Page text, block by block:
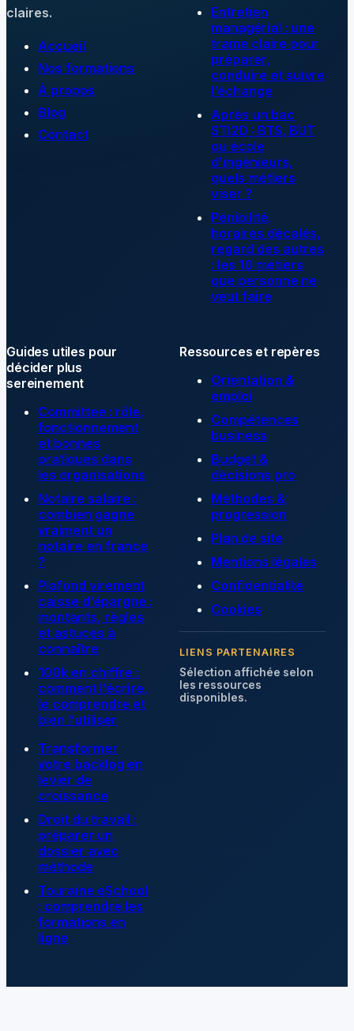
claires.
Accueil
Nos formations
À propos
Blog
Contact
Entretien
managérial : une
trame claire pour
préparer,
conduire et suivre
l’échange
Après un bac
STI2D : BTS, BUT
ou école
d’ingénieurs,
quels métiers
viser ?
Pénibilité,
horaires décalés,
regard des autres
: les 10 métiers
que personne ne
veut faire
Guides utiles pour
décider plus
sereinement
Committee : rôle,
fonctionnement
et bonnes
pratiques dans
les organisations
Notaire salaire :
combien gagne
vraiment un
notaire en france
?
Plafond virement
caisse d’épargne :
montants, règles
et astuces à
connaître
100k en chiffre :
comment l’écrire,
le comprendre et
bien l’utiliser
Transformer
votre backlog en
levier de
croissance
Droit du travail :
préparer un
dossier avec
méthode
Touraine eSchool
: comprendre les
formations en
ligne
Ressources et repères
Orientation &
emploi
Compétences
business
Budget &
décisions pro
Méthodes &
progression
Plan de site
Mentions légales
Confidentialité
Cookies
LIENS PARTENAIRES
Sélection affichée selon
les ressources
disponibles.